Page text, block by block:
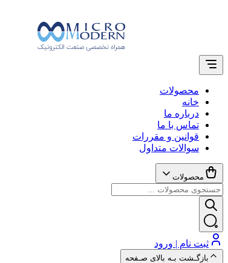
محصولات
خانه
درباره ما
تماس با ما
قوانین و مقررات
سوالات متداول
محصولات
ثبت نام | ورود
بازگـشت بـه بالای صـفحه